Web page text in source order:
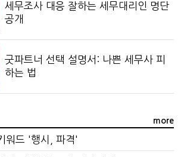
세무조사 대응 잘하는 세무대리인 명단
공개
굿파트너 선택 설명서: 나쁜 세무사 피
하는 법
more
워드 '행시, 파격'